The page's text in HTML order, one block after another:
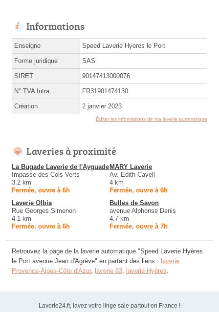
Informations
Enseigne Speed Laverie Hyeres le Port
Forme juridique SAS
SIRET 90147413000076
N° TVA Intra. FR31901474130
Création 2 janvier 2023
Éditer les informations de ma laverie automatique
Laveries à proximité
La Bugade Laverie de l'Ayguade
Impasse des Cols Verts
3.2 km
Fermée, ouvre à 6h
MARY Laverie
Av. Edith Cavell
4 km
Fermée, ouvre à 6h
Laverie Olbia
Rue Georges Simenon
4.1 km
Fermée, ouvre à 6h
Bulles de Savon
avenue Alphonse Denis
4.7 km
Fermée, ouvre à 7h
Retrouvez la page de la laverie automatique "Speed Laverie Hyères
le Port avenue Jean d'Agrève" en partant des liens : laverie
Provence-Alpes-Côte d'Azur, laverie 83, laverie Hyères.
Laverie24.fr, lavez votre linge sale partout en France !